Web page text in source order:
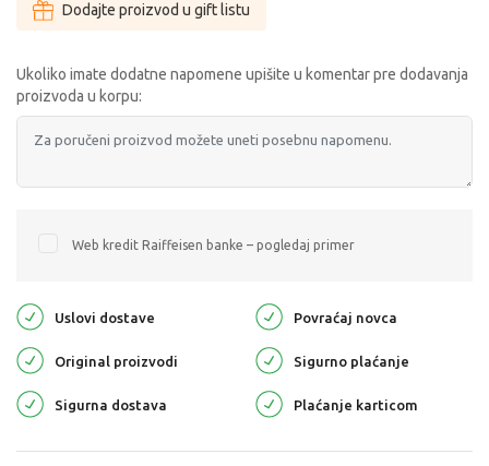
Dodajte proizvod u gift listu
Ukoliko imate dodatne napomene upišite u komentar pre dodavanja
proizvoda u korpu:
Web kredit Raiffeisen banke – pogledaj primer
Uslovi dostave Povraćaj novca
Original proizvodi Sigurno plaćanje
Sigurna dostava Plaćanje karticom